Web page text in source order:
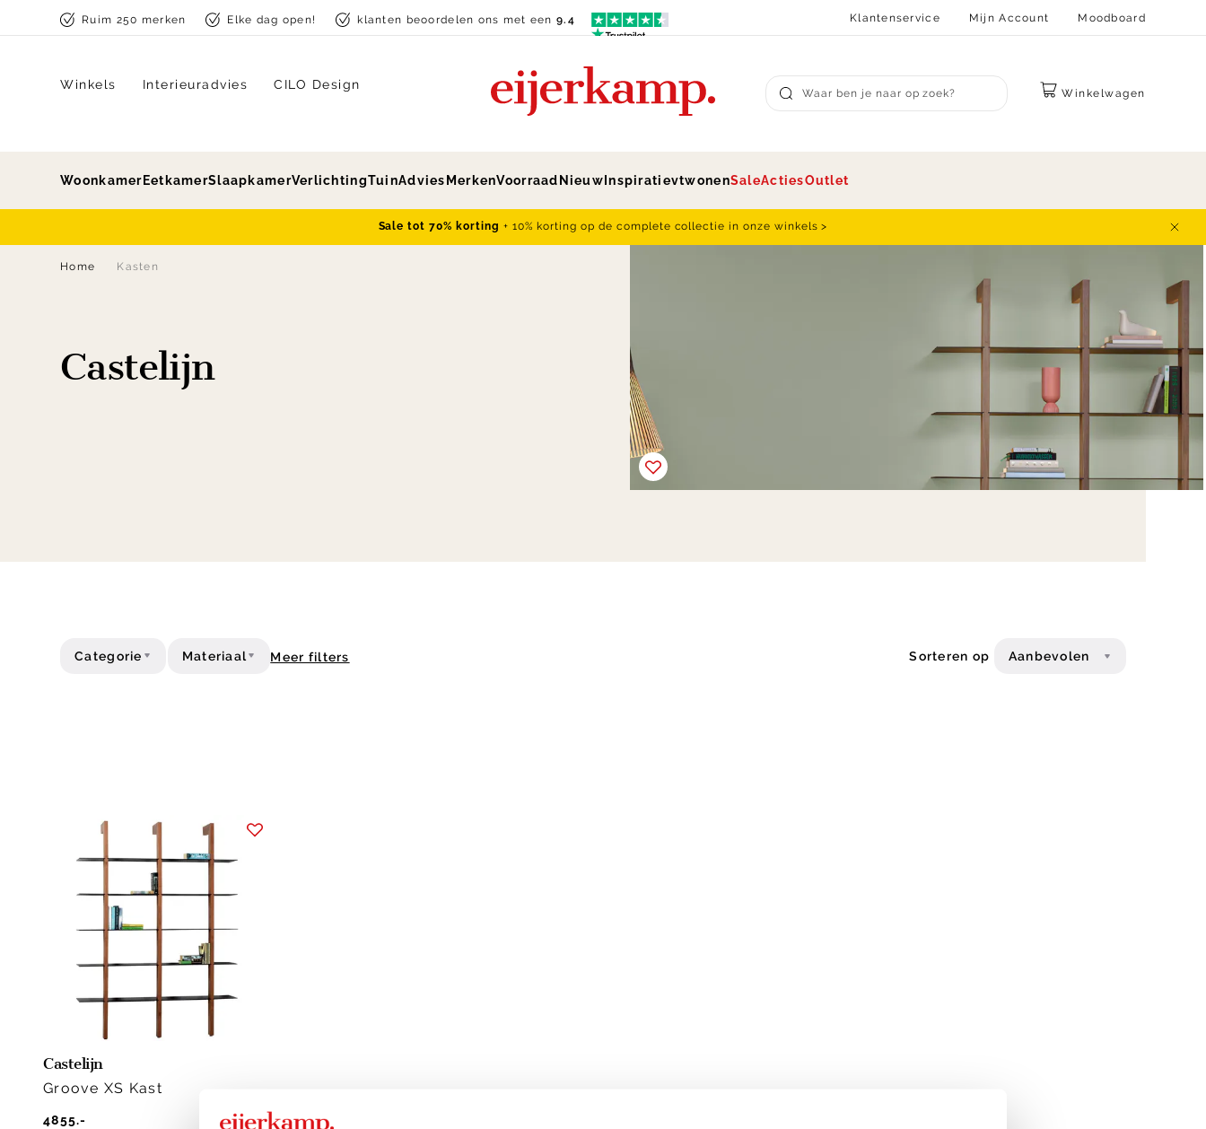
Skip to contentRuim 250 merken Elke dag open! klanten beoordelen ons met een9.4 Klantenservice Mijn Account Moodboard
Submit search
Winkelwagen
Winkels Interieuradvies CILO Design
Woonkamer EetkamerSlaapkamerVerlichtingTuinAdvies MerkenVoorraad Nieuw InspiratievtwonenSaleActiesOutlet
Sale tot 70% korting + 10% korting op de complete collectie in onze winkels >
Home Kasten
Castelijn
Categorie Materiaal Meer filters Sorteren op Aanbevolen
Castelijn
Groove XS Kast
4855.-